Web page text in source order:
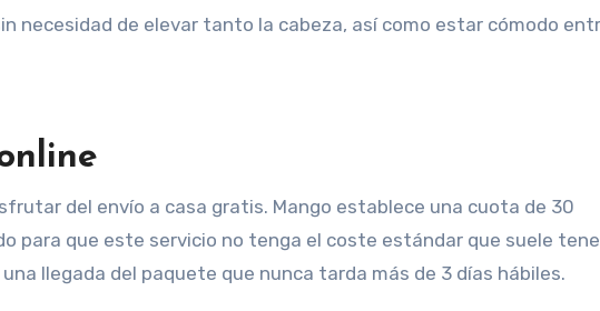
necesidad de elevar tanto la cabeza, así como estar cómodo
del envío a casa gratis. Mango establece una cuota de 30
para que este servicio no tenga el coste estándar que suele
llegada del paquete que nunca tarda más de 3 días hábiles.